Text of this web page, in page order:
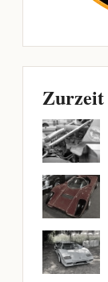
Zurzeit